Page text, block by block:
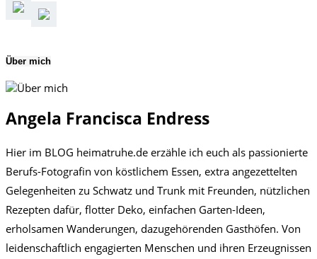
Über mich
Angela Francisca Endress
Hier im BLOG heimatruhe.de erzähle ich euch als passionierte
Berufs-Fotografin von köstlichem Essen, extra angezettelten
Gelegenheiten zu Schwatz und Trunk mit Freunden, nützlichen
Rezepten dafür, flotter Deko, einfachen Garten-Ideen,
erholsamen Wanderungen, dazugehörenden Gasthöfen. Von
leidenschaftlich engagierten Menschen und ihren Erzeugnissen